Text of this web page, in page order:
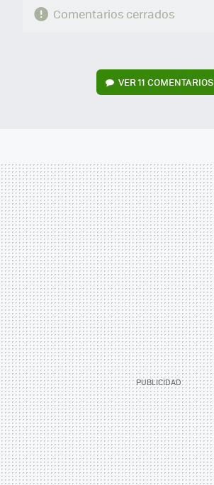
Comentarios cerrados
VER11 COMENTARIOS